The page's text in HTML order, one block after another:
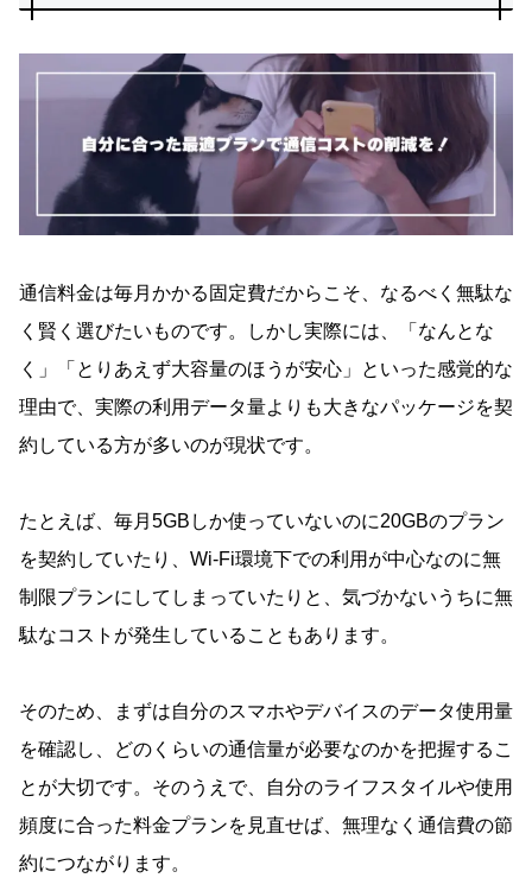
通信料金は毎月かかる固定費だからこそ、なるべく無駄な
く賢く選びたいものです。しかし実際には、「なんとな
く」「とりあえず大容量のほうが安心」といった感覚的な
理由で、実際の利用データ量よりも大きなパッケージを契
約している方が多いのが現状です。
たとえば、毎月5GBしか使っていないのに20GBのプラン
を契約していたり、Wi-Fi環境下での利用が中心なのに無
制限プランにしてしまっていたりと、気づかないうちに無
駄なコストが発生していることもあります。
そのため、まずは自分のスマホやデバイスのデータ使用量
を確認し、どのくらいの通信量が必要なのかを把握するこ
とが大切です。そのうえで、自分のライフスタイルや使用
頻度に合った料金プランを見直せば、無理なく通信費の節
約につながります。